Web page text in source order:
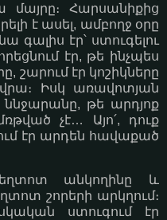
մայրը։ Հարսանիքից
է ասել, ամբողջ օրը
գալիս էր՝ ստուգելու
էր, թե ինչպես
շարում էր կոշիկները
Իսկ առավոտյան
ննջարանը, թե արդյոք
չէ… Այո՛, դուք
էր արդեն հավաքած
անկողինը և
շորերի արկղում։
ստուգում էր